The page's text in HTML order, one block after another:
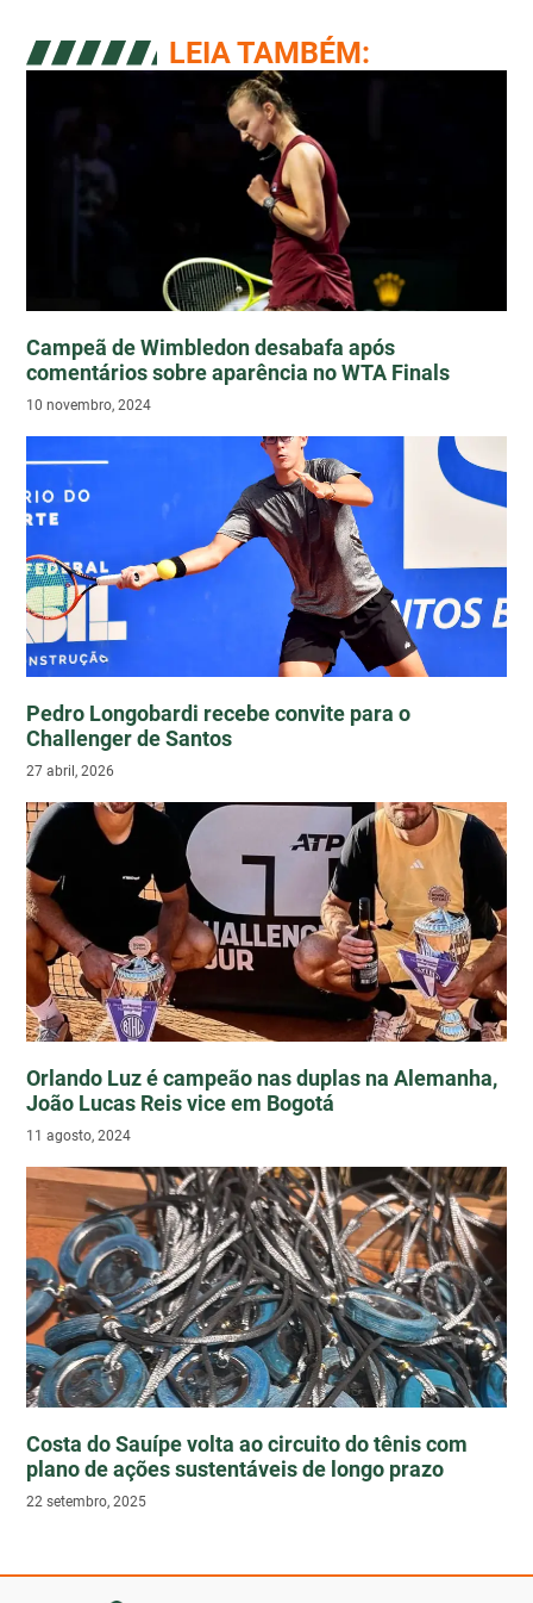
LEIA TAMBÉM:
Campeã de Wimbledon desabafa após
comentários sobre aparência no WTA Finals
10 novembro, 2024
Pedro Longobardi recebe convite para o
Challenger de Santos
27 abril, 2026
Orlando Luz é campeão nas duplas na Alemanha,
João Lucas Reis vice em Bogotá
11 agosto, 2024
Costa do Sauípe volta ao circuito do tênis com
plano de ações sustentáveis de longo prazo
22 setembro, 2025